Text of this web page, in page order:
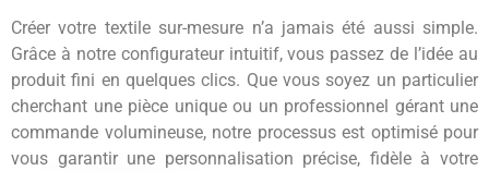
Créer votre textile sur-mesure n’a jamais été aussi simple.
Grâce à notre configurateur intuitif, vous passez de l’idée au
produit fini en quelques clics. Que vous soyez un particulier
cherchant une pièce unique ou un professionnel gérant une
commande volumineuse, notre processus est optimisé pour
vous garantir une personnalisation précise, fidèle à votre